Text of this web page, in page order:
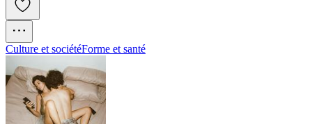
Culture et sociétéForme et santé